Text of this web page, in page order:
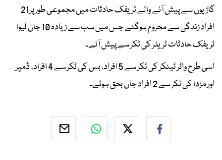
گاڑیوں سے پیش آنے والے ٹریفک حادثات میں مجموعی طور پر21
افراد زندگی سے محروم ہوگئے جس میں سب سے زیادہ 10 جان لیوا
ٹریفک حادثات ٹریلر کی ٹکر سے پیش آئے۔
اسی طرح واٹر ٹینکر کی ٹکر سے 5 افراد، بس کی ٹکر سے 4 افراد، ڈمپر
اور مزدا کی ٹکر سے 2 افراد جاں بحق ہوئے۔